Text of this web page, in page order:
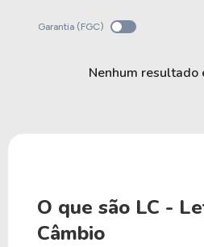
Garantia (FGC)
Nenhum resultado
O que são LC -
Câmbio